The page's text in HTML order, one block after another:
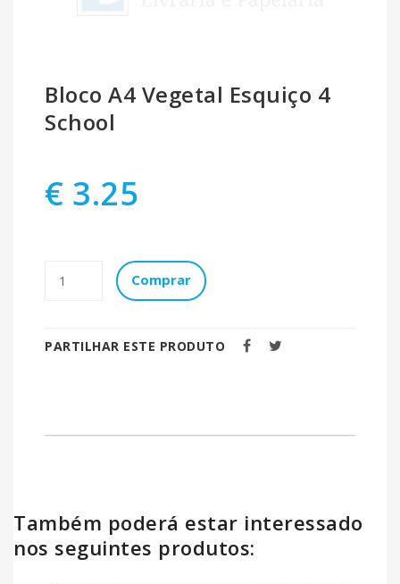
Bloco A4 Vegetal Esquiço 4
School
€ 3.25
Comprar
PARTILHAR ESTE PRODUTO
Também poderá estar interessado
nos seguintes produtos: